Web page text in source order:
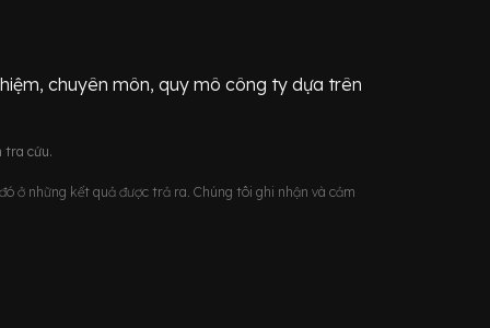
chuyên môn, quy mô công ty dựa trên
tra cứu.
ở những kết quả được trả ra. Chúng tôi ghi nhận và cảm